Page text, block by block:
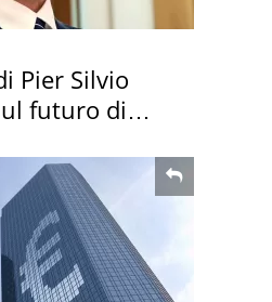
Pier Silvio
futuro di